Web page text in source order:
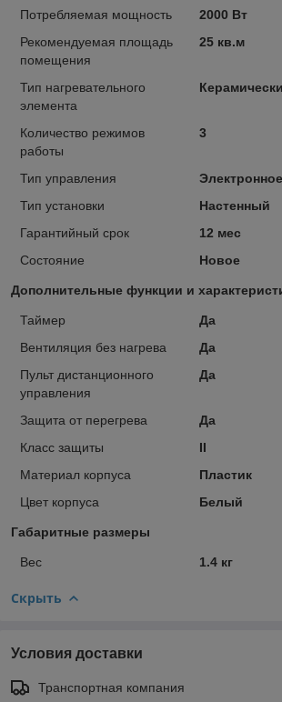
Потребляемая мощность
2000 Вт
Рекомендуемая площадь
помещения
25 кв.м
Тип нагревательного
элемента
Количество режимов
работы
3
Тип управления
Электронное
Тип установки
Настенный
Гарантийный срок
12 мес
Состояние
Новое
Дополнительные функции и
Таймер
Да
Вентиляция без нагрева
Да
Пульт дистанционного
управления
Да
Защита от перегрева
Да
Класс защиты
II
Материал корпуса
Пластик
Цвет корпуса
Белый
Габаритные размеры
Вес 1.4 кг
Скрыть
Условия доставки
Транспортная компания